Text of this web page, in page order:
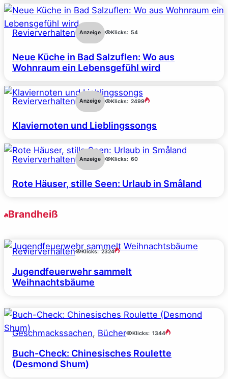
Revierverhalten Anzeige Klicks: 54
Neue Küche in Bad Salzuflen: Wo aus
Wohnraum ein Lebensgefühl wird
Revierverhalten Anzeige Klicks: 2499
Klaviernoten und Lieblingssongs
Revierverhalten Anzeige Klicks: 60
Rote Häuser, stille Seen: Urlaub in Småland
Brandheiß
Revierverhalten Klicks: 2324
Jugendfeuerwehr sammelt
Weihnachtsbäume
Geschmackssachen, Bücher Klicks: 1344
Buch-Check: Chinesisches Roulette
(Desmond Shum)